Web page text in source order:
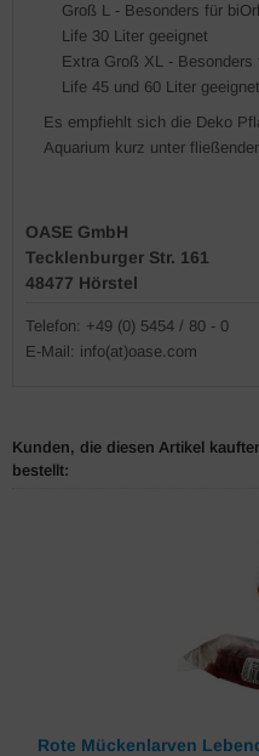
Groß L - Besonders für
Life 30 Liter geeignet
Extra Groß XL -
Life 45 und 60 Liter geeignet
Es empfiehlt sich die Deko
Aquarium kurz unter
OASE GmbH
Tecklenburger Str. 161
48477 Hörstel
Telefon: +49 (0) 5454 / 80 - 0
E-Mail: info(at)oase.com
Kunden, die diesen Artikel
bestellt:
Rote Mückenlarven